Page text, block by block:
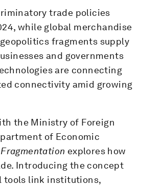
trade policies
while global merchandise
fragments supply
and governments
are connecting
connectivity amid growing
the Ministry of Foreign
of Economic
explores how
Introducing the concept
tools link institutions,